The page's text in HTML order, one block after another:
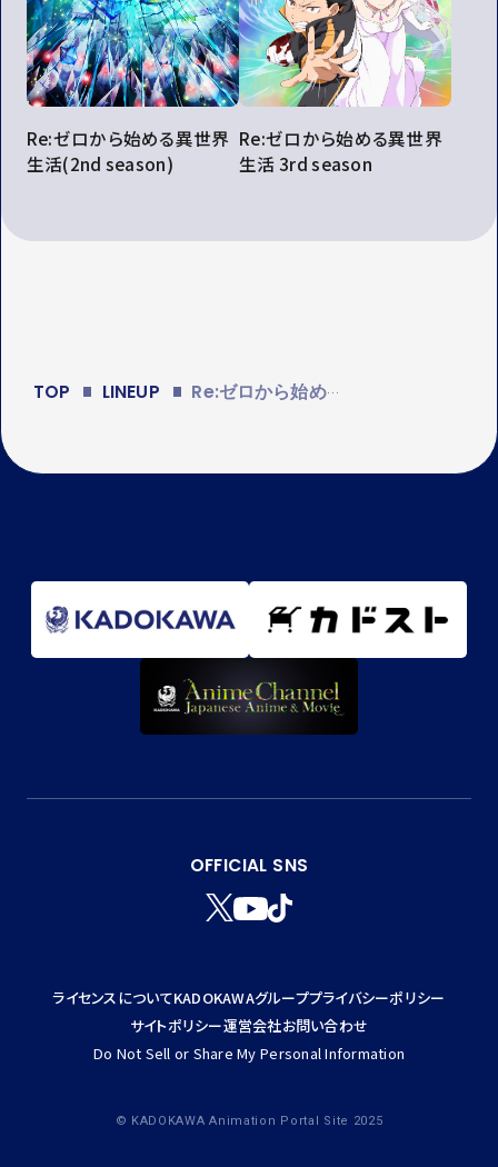
Re:ゼロから始める異世界
生活(2nd season)
Re:ゼロから始める異世界
生活 3rd season
TOP LINEUP Re:ゼロから始める異世界生活 4th season
OFFICIAL SNS
T
T
E
R
Y
O
K
ライセンスについてKADOKAWAグループプライバシーポリシー
サイトポリシー運営会社お問い合わせ
Do Not Sell or Share My Personal Information
© KADOKAWA Animation Portal Site 2025